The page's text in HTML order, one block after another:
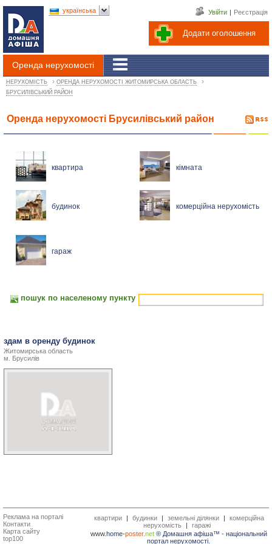
Додати оголошення
Увійти | Реєстрація
Оренда нерухомості
українська
НЕРУХОМІСТЬ › ОРЕНДА НЕРУХОМОСТІ ЖИТОМИРСЬКА ОБЛАСТЬ ›
БРУСИЛІВСЬКИЙ РАЙОН
Оренда нерухомості Брусилівський район
квартира кімната
будинок комерційна нерухомість
гараж
пошук по населеному пункту
здам в оренду будинок
Житомирська область
м. Брусилів
Реклама на порталі
Контакти
Карта сайту
top100
квартири | будинки | земельні ділянки |
комерційна
нерухомість
|
гаражі
www.home-poster.net® Домашня афіша™ - національний
портал нерухомості.